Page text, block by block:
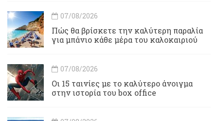
07/08/2026
Πώς θα βρίσκετε την καλύτερη παραλία
για μπάνιο κάθε μέρα του καλοκαιριού
07/08/2026
Οι 15 ταινίες με το καλύτερο άνοιγμα
στην ιστορία του box office